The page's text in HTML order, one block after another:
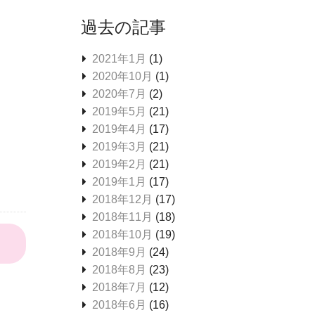
過去の記事
2021年1月 (1)
2020年10月 (1)
2020年7月 (2)
2019年5月 (21)
2019年4月 (17)
2019年3月 (21)
2019年2月 (21)
2019年1月 (17)
2018年12月 (17)
2018年11月 (18)
2018年10月 (19)
2018年9月 (24)
2018年8月 (23)
2018年7月 (12)
2018年6月 (16)